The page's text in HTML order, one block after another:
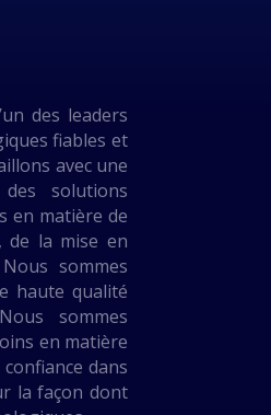
des leaders
fiables et
avec une
solutions
en matière de
de la mise en
sommes
haute qualité
sommes
en matière
dans
la façon dont